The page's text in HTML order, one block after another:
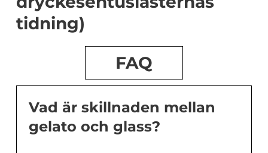
tidning)
FAQ
Vad är skillnaden mellan
gelato och glass?